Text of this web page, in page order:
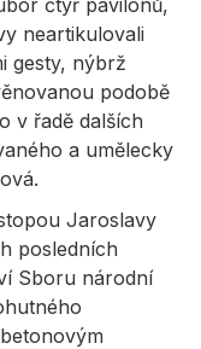
neartikulovali
gesty, nýbrž
podobě
v řadě dalších
a umělecky
Jaroslavy
posledních
Sboru národní